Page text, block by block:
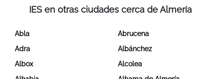
IES en otras ciudades cerca de Almería
Abla
Abrucena
Adra
Albánchez
Albox
Alcolea